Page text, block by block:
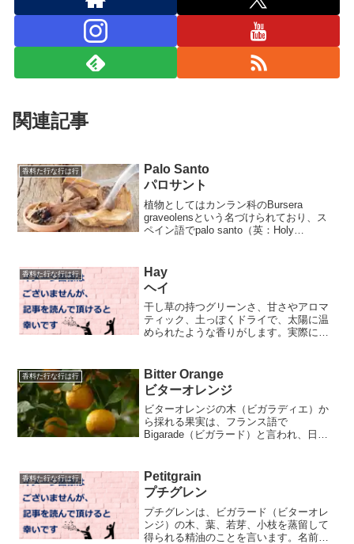
関連記事
香料た行な行は行
Palo Santo
パロサント
植物としてはカンラン科のBursera
graveolensという名づけられており、ス
ペイン語でpalo santo（英：Holy
じ系統になります。ペ...
香料た行な行は行
Hay
ヘイ
干し草の持つグリーンさ、甘さやアロマ
ティック、土っぽくドライで、太陽に温
められたような香りがします。実際に干
います。ヘイを使用した香水を
Fragranticaで探すヘイ...
香料た行な行は行
Bitter Orange
ビターオレンジ
ビターオレンジの木（ビガラディエ）か
ら採れる果実は、フランス語で
Bigarade（ビガラード）と言われ、日本
リ、オレンジフラワー）と枝葉（プチグ
レン）からも精油をとります...
香料た行な行は行
Petitgrain
プチグレン
プチグレンは、ビガラード（ビターオレ
ンジ）の木、葉、若芽、小枝を蒸留して
得られる精油のことを言います。名前は